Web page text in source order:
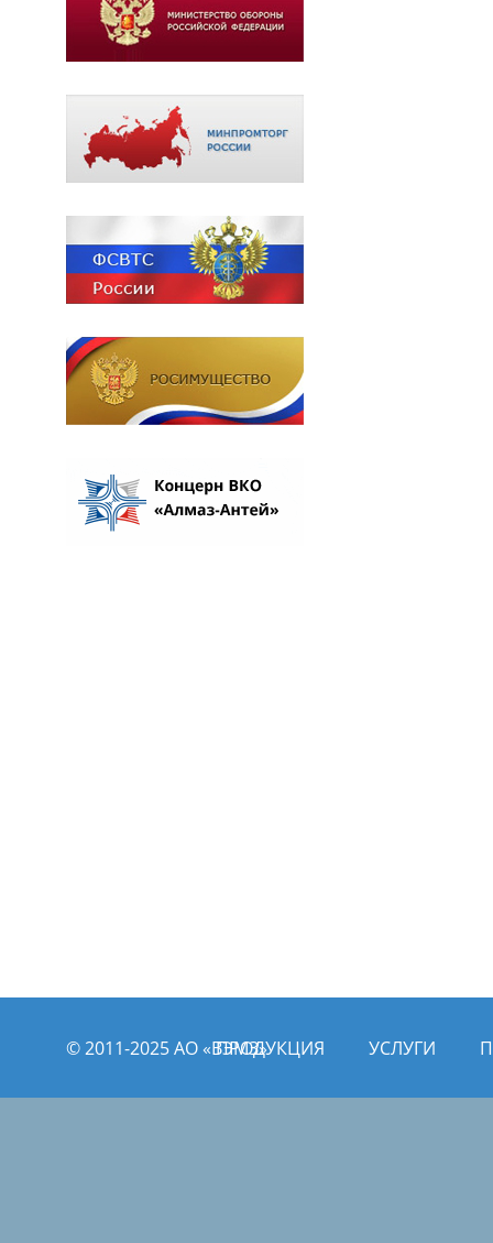
© 2011­­-2025 АО «ВЭМЗ»ПРОДУКЦИЯ УСЛУГИ